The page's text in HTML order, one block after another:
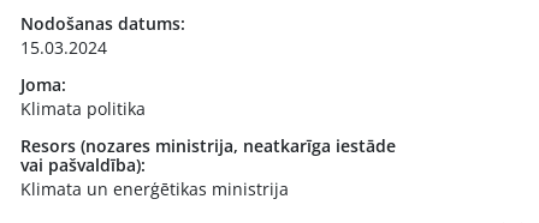
Nodošanas datums:
15.03.2024
Joma:
Klimata politika
Resors (nozares ministrija, neatkarīga iestāde
vai pašvaldība):
Klimata un enerģētikas ministrija